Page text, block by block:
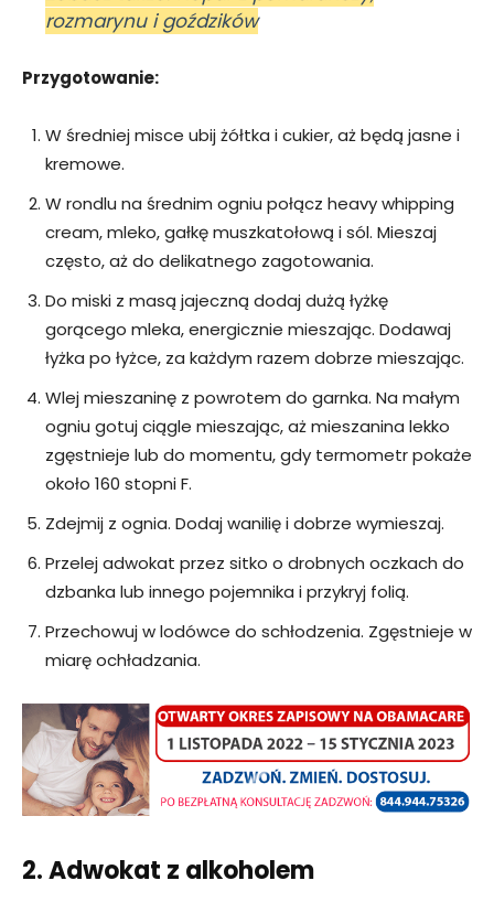
rozmarynu i goździków
Przygotowanie:
W średniej misce ubij żółtka i cukier, aż będą jasne i
kremowe.
W rondlu na średnim ogniu połącz heavy whipping
cream, mleko, gałkę muszkatołową i sól. Mieszaj
często, aż do delikatnego zagotowania.
Do miski z masą jajeczną dodaj dużą łyżkę
gorącego mleka, energicznie mieszając. Dodawaj
łyżka po łyżce, za każdym razem dobrze mieszając.
Wlej mieszaninę z powrotem do garnka. Na małym
ogniu gotuj ciągle mieszając, aż mieszanina lekko
zgęstnieje lub do momentu, gdy termometr pokaże
około 160 stopni F.
Zdejmij z ognia. Dodaj wanilię i dobrze wymieszaj.
Przelej adwokat przez sitko o drobnych oczkach do
dzbanka lub innego pojemnika i przykryj folią.
Przechowuj w lodówce do schłodzenia. Zgęstnieje w
miarę ochładzania.
2. Adwokat z alkoholem